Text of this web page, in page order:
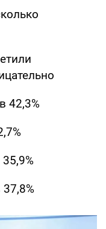
42,3%